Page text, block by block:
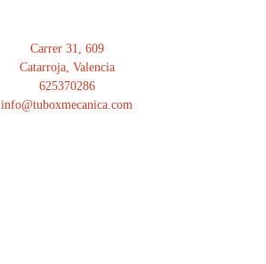
Carrer 31, 609
Catarroja, Valencia
625370286
info@tuboxmecanica.com